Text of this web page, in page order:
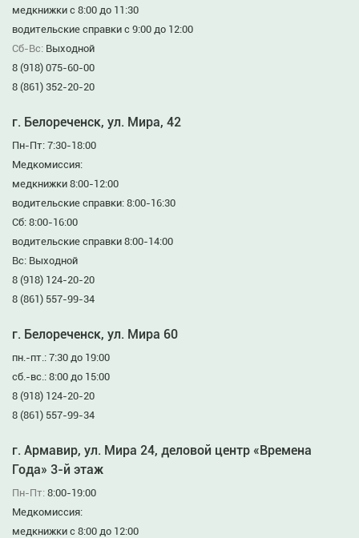
медкнижки с 8:00 до 11:30
водительские справки с 9:00 до 12:00
Сб-Вс: Выходной
8 (918) 075-60-00
8 (861) 352-20-20
г. Белореченск, ул. Мира, 42
Пн-Пт: 7:30-18:00
Медкомиссия:
медкнижки 8:00-12:00
водительские справки: 8:00-16:30
Сб: 8:00-16:00
водительские справки 8:00-14:00
Вс: Выходной
8 (918) 124-20-20
8 (861) 557-99-34
г. Белореченск, ул. Мира 60
пн.-пт.: 7:30 до 19:00
сб.-вс.: 8:00 до 15:00
8 (918) 124-20-20
8 (861) 557-99-34
г. Армавир, ул. Мира 24, деловой центр «Времена
Года» 3-й этаж
Пн-Пт: 8:00-19:00
Медкомиссия:
медкнижки с 8:00 до 12:00